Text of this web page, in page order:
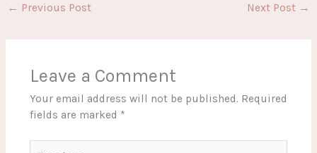
← Previous Post Next Post →
Leave a Comment
Your email address will not be published. Required
fields are marked *